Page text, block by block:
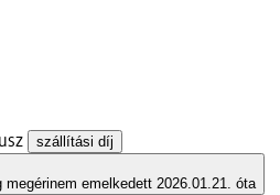
szállítási díj
megérinem emelkedett 2026.01.21. óta